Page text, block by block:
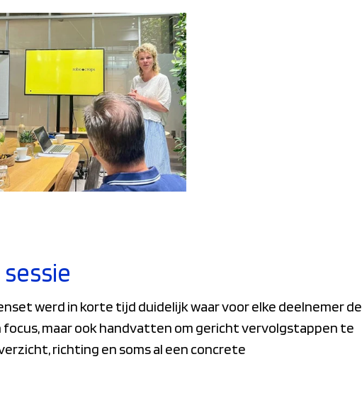
werd in korte tijd duidelijk waar voor elke deelnemer de
maar ook handvatten om gericht vervolgstappen te
richting en soms al een concrete